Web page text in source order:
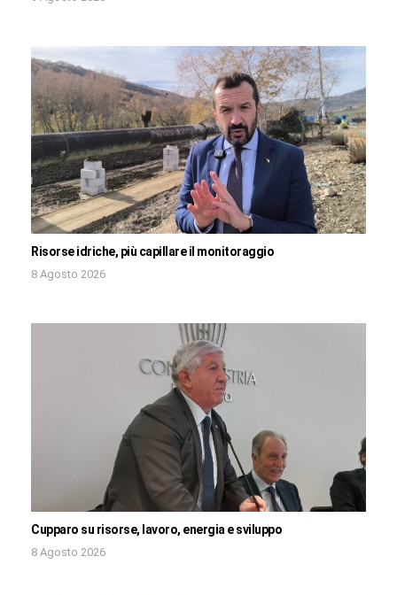
Risorse idriche, più capillare il monitoraggio
8 Agosto 2026
Cupparo su risorse, lavoro, energia e sviluppo
8 Agosto 2026